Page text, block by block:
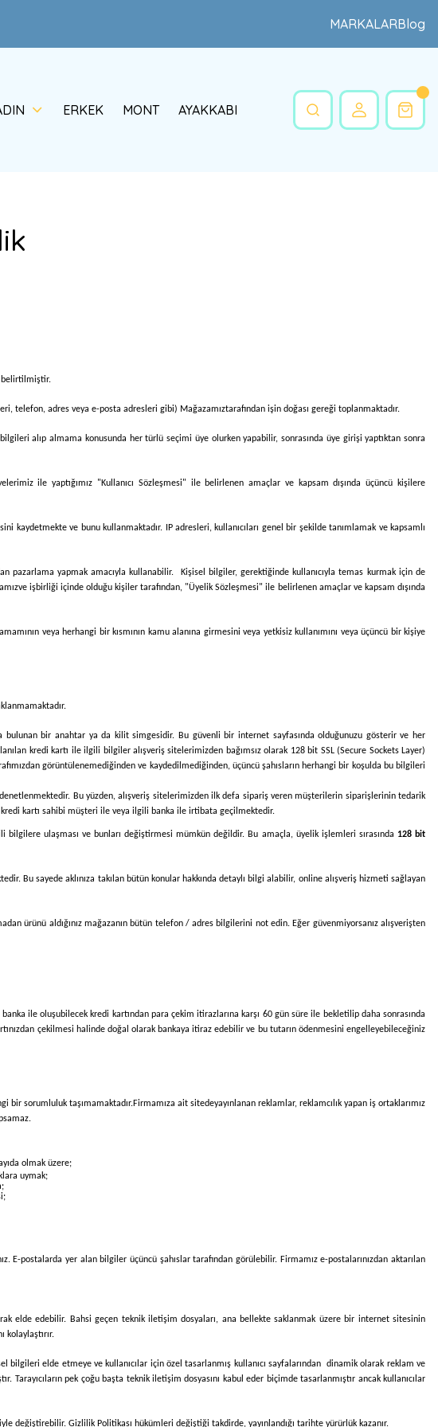
MARKALARBlog
ERKEK MONT AYAKKABI
belirtilmiştir.
telefon, adres veya e-posta adresleri gibi) Mağazamıztarafından işin doğası gereği toplanmaktadır.
alıp almama konusunda her türlü seçimi üye olurken yapabilir, sonrasında üye girişi yaptıktan sonra
ile yaptığımız "Kullanıcı Sözleşmesi" ile belirlenen amaçlar ve kapsam dışında üçüncü kişilere
kaydetmekte ve bunu kullanmaktadır. IP adresleri, kullanıcıları genel bir şekilde tanımlamak ve kapsamlı
yapmak amacıyla kullanabilir. Kişisel bilgiler, gerektiğinde kullanıcıyla temas kurmak için de
ve işbirliği içinde olduğu kişiler tarafından, "Üyelik Sözleşmesi" ile belirlenen amaçlar ve kapsam dışında
veya herhangi bir kısmının kamu alanına girmesini veya yetkisiz kullanımını veya üçüncü bir kişiye
bulunan bir anahtar ya da kilit simgesidir. Bu güvenli bir internet sayfasında olduğunuzu gösterir ve her
kredi kartı ile ilgili bilgiler alışveriş sitelerimizden bağımsız olarak 128 bit SSL (Secure Sockets Layer)
görüntülenemediğinden ve kaydedilmediğinden, üçüncü şahısların herhangi bir koşulda bu bilgileri
Bu yüzden, alışveriş sitelerimizden ilk defa sipariş veren müşterilerin siparişlerinin tedarik
kartı sahibi müşteri ile veya ilgili banka ile irtibata geçilmektedir.
ulaşması ve bunları değiştirmesi mümkün değildir. Bu amaçla, üyelik işlemleri sırasında 128 bit
Bu sayede aklınıza takılan bütün konular hakkında detaylı bilgi alabilir, online alışveriş hizmeti sağlayan
ürünü aldığınız mağazanın bütün telefon / adres bilgilerini not edin. Eğer güvenmiyorsanız alışverişten
ile oluşubilecek kredi kartından para çekim itirazlarına karşı 60 gün süre ile bekletilip daha sonrasında
çekilmesi halinde doğal olarak bankaya itiraz edebilir ve bu tutarın ödenmesini engelleyebileceğiniz
bir sorumluluk taşımamaktadır.Firmamıza ait sitedeyayınlanan reklamlar, reklamcılık yapan iş ortaklarımız
olmak üzere;
uymak;
postalarda yer alan bilgiler üçüncü şahıslar tarafından görülebilir. Firmamız e-postalarınızdan aktarılan
elde edebilir. Bahsi geçen teknik iletişim dosyaları, ana bellekte saklanmak üzere bir internet sitesinin
kolaylaştırır.
elde etmeye ve kullanıcılar için özel tasarlanmış kullanıcı sayfalarından dinamik olarak reklam ve
pek çoğu başta teknik iletişim dosyasını kabul eder biçimde tasarlanmıştır ancak kullanıcılar
değiştirebilir. Gizlilik Politikası hükümleri değiştiği takdirde, yayınlandığı tarihte yürürlük kazanır.